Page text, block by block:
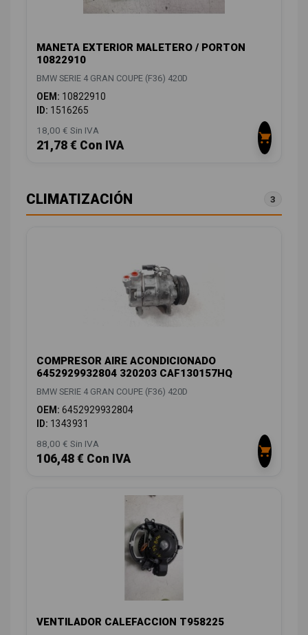
MANETA EXTERIOR MALETERO / PORTON
10822910
BMW SERIE 4 GRAN COUPE (F36) 420D
OEM: 10822910
ID: 1516265
18,00 € Sin IVA
21,78 € Con IVA
CLIMATIZACIÓN 3
COMPRESOR AIRE ACONDICIONADO
6452929932804 320203 CAF130157HQ
BMW SERIE 4 GRAN COUPE (F36) 420D
OEM: 6452929932804
ID: 1343931
88,00 € Sin IVA
106,48 € Con IVA
VENTILADOR CALEFACCION T958225